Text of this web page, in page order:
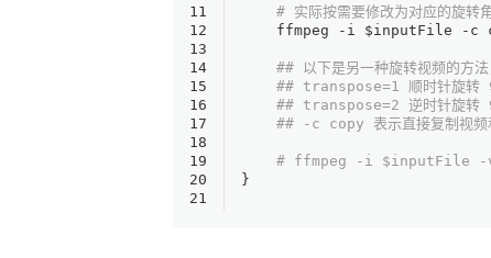
11
12
13
14
15
16
17
18
19
20
21
# 实际按需要修改为对应的
    ffmpeg
-i $inputFile -c
## 以下是另一种旋转视频的方
## transpose=1 顺时针旋转
## transpose=2 逆时针旋转
## -c copy 表示直接复制视频
# ffmpeg -i $inputFile -
}